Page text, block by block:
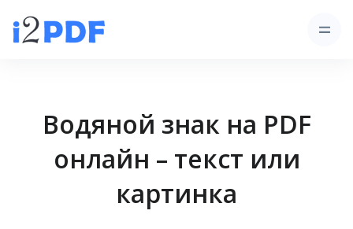
Водяной знак на PDF
онлайн – текст или
картинка